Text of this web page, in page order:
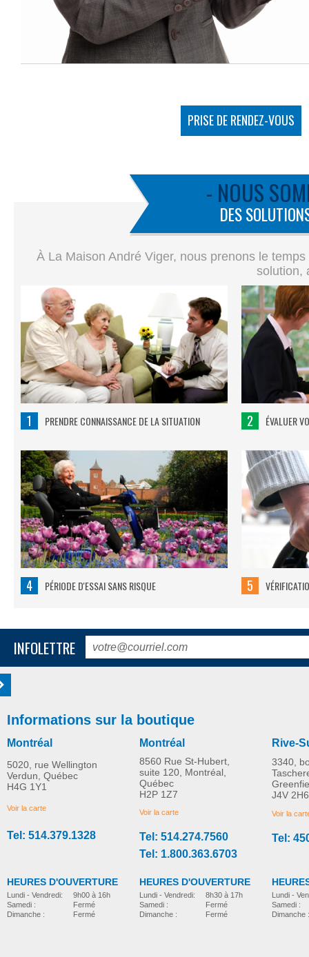
PRISE DE RENDEZ-VOUS
- NOUS
DES
À La Maison André Viger, nous prenons le
solution,
1 PRENDRE CONNAISSANCE DE LA SITUATION 2 ÉVALUER
4 PÉRIODE D'ESSAI SANS RISQUE 5
INFOLETTRE
Informations sur la boutique
Montréal
5020, rue Wellington
Verdun, Québec
H4G 1Y1
Voir la carte
Tel: 514.379.1328
HEURES D'OUVERTURE
Lundi - Vendredi:
Samedi :
Dimanche :
9h00 à 16h
Fermé
Fermé
Montréal
8560 Rue St-Hubert,
suite 120, Montréal,
Québec
H2P 1Z7
Voir la carte
Tel: 514.274.7560
Tel: 1.800.363.6703
HEURES D'OUVERTURE
Lundi - Vendredi:
Samedi :
Dimanche :
8h30 à 17h
Fermé
Fermé
Rive-
3340,
J4V 2H6
Voir la
Tel:
Lundi -
Samedi :
Dimanche :